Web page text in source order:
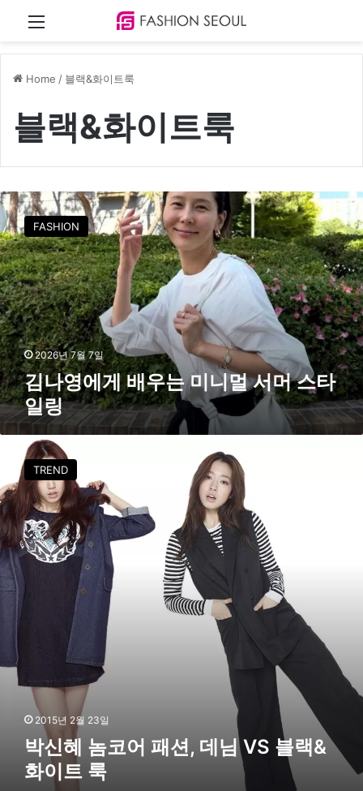
Home / 블랙&화이트룩
블랙&화이트룩
김
나
영
에
게
배
우
는
미
니
멀
서
머
스
타
FASHION
2026년 7월 7일
김나영에게 배우는 미니멀 서머 스타
일링
놈
코
어
패
션
,
블
TREND
2015년 2월 23일
박신혜 놈코어 패션, 데님 VS 블랙&
화이트 룩